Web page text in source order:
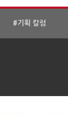
#기획 칼럼